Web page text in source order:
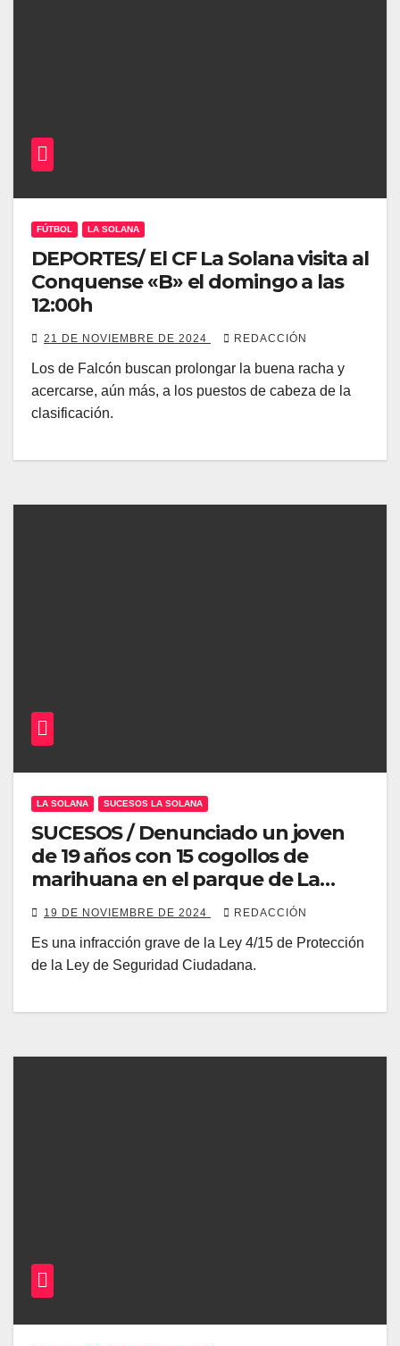
FÚTBOL LA SOLANA
DEPORTES/ El CF La Solana visita al
Conquense «B» el domingo a las
12:00h
21 DE NOVIEMBRE DE 2024 REDACCIÓN
Los de Falcón buscan prolongar la buena racha y
acercarse, aún más, a los puestos de cabeza de la
clasificación.
LA SOLANA SUCESOS LA SOLANA
SUCESOS / Denunciado un joven
de 19 años con 15 cogollos de
marihuana en el parque de La
Veguilla
19 DE NOVIEMBRE DE 2024 REDACCIÓN
Es una infracción grave de la Ley 4/15 de Protección
de la Ley de Seguridad Ciudadana.